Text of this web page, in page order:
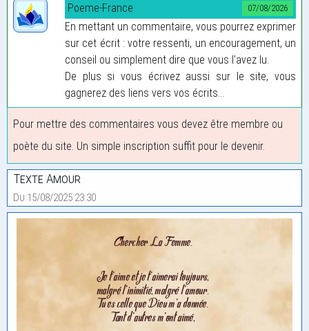
07/08/2026
Poeme-France
En mettant un commentaire, vous pourrez exprimer
sur cet écrit : votre ressenti, un encouragement, un
conseil ou simplement dire que vous l'avez lu.
De plus si vous écrivez aussi sur le site, vous
gagnerez des liens vers vos écrits...
Pour mettre des commentaires vous devez être membre ou
poète du site. Un simple inscription suffit pour le devenir.
Texte Amour
Du 15/08/2025 23:30